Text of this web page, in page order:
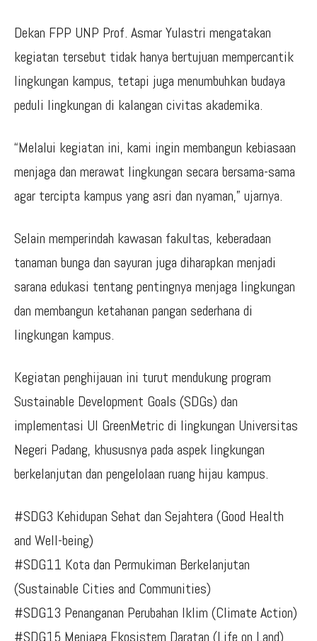
Dekan FPP UNP Prof. Asmar Yulastri mengatakan
kegiatan tersebut tidak hanya bertujuan mempercantik
lingkungan kampus, tetapi juga menumbuhkan budaya
peduli lingkungan di kalangan civitas akademika.
“Melalui kegiatan ini, kami ingin membangun kebiasaan
menjaga dan merawat lingkungan secara bersama-sama
agar tercipta kampus yang asri dan nyaman,” ujarnya.
Selain memperindah kawasan fakultas, keberadaan
tanaman bunga dan sayuran juga diharapkan menjadi
sarana edukasi tentang pentingnya menjaga lingkungan
dan membangun ketahanan pangan sederhana di
lingkungan kampus.
Kegiatan penghijauan ini turut mendukung program
Sustainable Development Goals (SDGs) dan
implementasi UI GreenMetric di lingkungan Universitas
Negeri Padang, khususnya pada aspek lingkungan
berkelanjutan dan pengelolaan ruang hijau kampus.
#SDG3 Kehidupan Sehat dan Sejahtera (Good Health
and Well-being)
#SDG11 Kota dan Permukiman Berkelanjutan
(Sustainable Cities and Communities)
#SDG13 Penanganan Perubahan Iklim (Climate Action)
#SDG15 Menjaga Ekosistem Daratan (Life on Land)